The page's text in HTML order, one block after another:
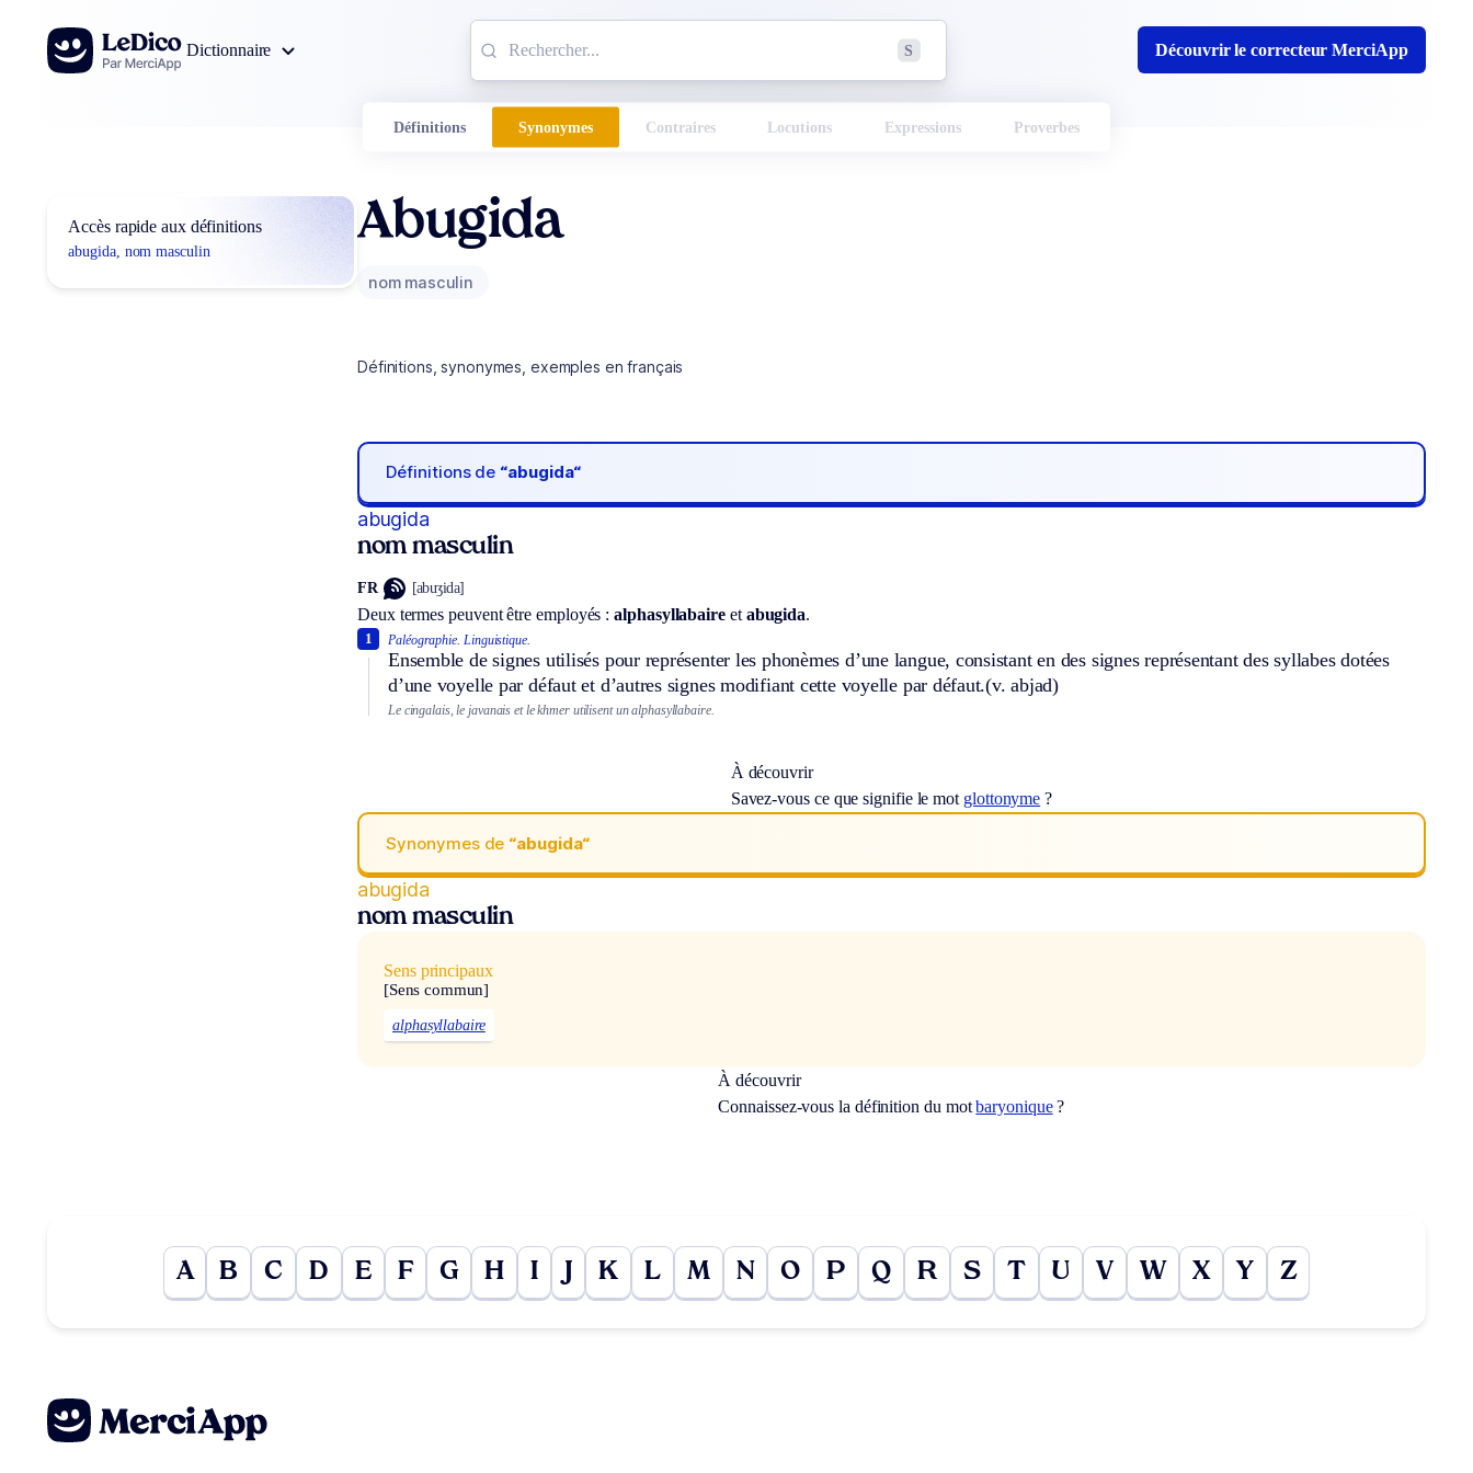
Aller au contenu
Dictionnaire
S Découvrir le correcteur MerciApp
Définitions Synonymes Contraires Locutions Expressions Proverbes
Accès rapide aux définitions
abugida, nom masculin
Abugida
nom masculin
Définitions, synonymes, exemples en français
Définitions de “abugida“
abugida
nom masculin
FR [abuʒida]
Deux termes peuvent être employés :alphasyllabaireet abugida.
Paléographie. Linguistique.
Ensemble de signes utilisés pour représenter les phonèmes d’une langue, consistant en des signes représentant des syllabes dotées
d’une voyelle par défaut et d’autres signes modifiant cette voyelle par défaut.(v. abjad)
1
Le cingalais, le javanais et le khmer utilisent un alphasyllabaire.
À découvrir
Savez-vous ce que signifie le mot glottonyme ?
Synonymes de “abugida“
abugida
nom masculin
Sens principaux
[Sens commun]
alphasyllabaire
À découvrir
Connaissez-vous la définition du motbaryonique?
A B C D E F G H I J K L M N O P Q R S T U V W X Y Z